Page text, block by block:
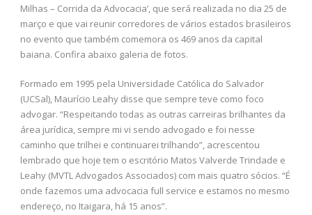
Milhas – Corrida da Advocacia’, que será realizada no dia 25 de
março e que vai reunir corredores de vários estados brasileiros
no evento que também comemora os 469 anos da capital
baiana. Confira abaixo galeria de fotos.
Formado em 1995 pela Universidade Católica do Salvador
(UCSal), Maurício Leahy disse que sempre teve como foco
advogar. “Respeitando todas as outras carreiras brilhantes da
área jurídica, sempre mi vi sendo advogado e foi nesse
caminho que trilhei e continuarei trilhando”, acrescentou
lembrado que hoje tem o escritório Matos Valverde Trindade e
Leahy (MVTL Advogados Associados) com mais quatro sócios. “É
onde fazemos uma advocacia full service e estamos no mesmo
endereço, no Itaigara, há 15 anos”.